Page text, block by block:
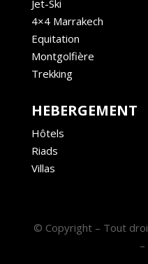
Jet-Ski
4×4 Marrakech
Equitation
Montgolfière
Trekking
HEBERGEMENT
Hôtels
Riads
Villas
© Copyright – Tout